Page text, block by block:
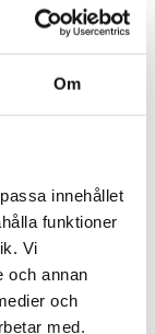
Om
innehållet
funktioner
Vi
och annan
och
med.